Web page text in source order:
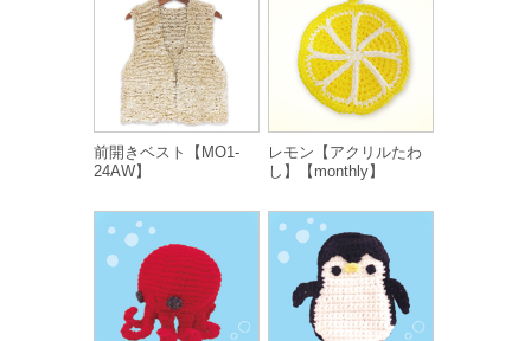
前開きベスト【MO1-
24AW】
レモン【アクリルたわ
し】【monthly】